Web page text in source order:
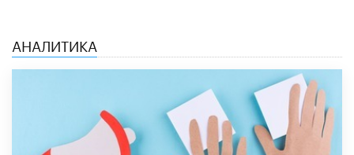
АНАЛИТИКА